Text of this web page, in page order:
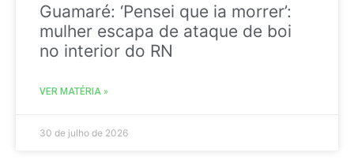
Guamaré: ‘Pensei que ia morrer’:
mulher escapa de ataque de boi
no interior do RN
VER MATÉRIA »
30 de julho de 2026